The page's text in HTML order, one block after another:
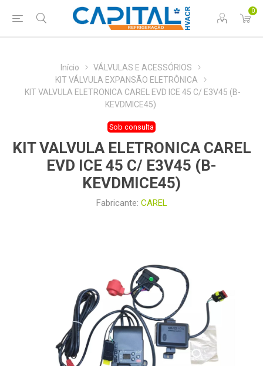
0
Início
VÁLVULAS E ACESSÓRIOS
KIT VÁLVULA EXPANSÃO ELETRÔNICA
KIT VALVULA ELETRONICA CAREL EVD ICE 45 C/ E3V45 (B-
KEVDMICE45)
Sob consulta
KIT VALVULA ELETRONICA CAREL
EVD ICE 45 C/ E3V45 (B-
KEVDMICE45)
Fabricante: CAREL